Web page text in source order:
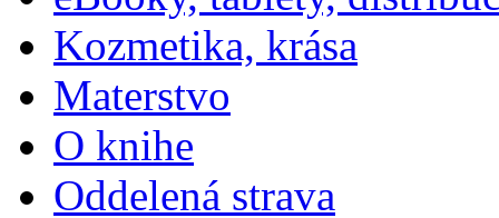
Kozmetika, krása
Materstvo
O knihe
Oddelená strava